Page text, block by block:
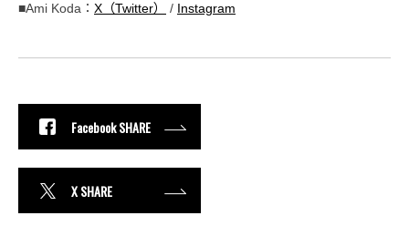
■Ami Koda： X（Twitter） / Instagram
Facebook SHARE
X SHARE